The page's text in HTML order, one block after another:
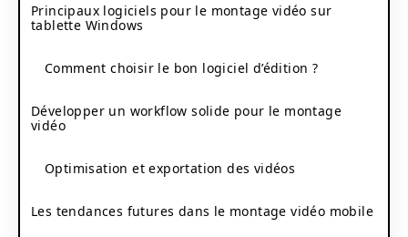
Principaux logiciels pour le montage vidéo sur
tablette Windows
Comment choisir le bon logiciel d’édition ?
Développer un workflow solide pour le montage
vidéo
Optimisation et exportation des vidéos
Les tendances futures dans le montage vidéo mobile